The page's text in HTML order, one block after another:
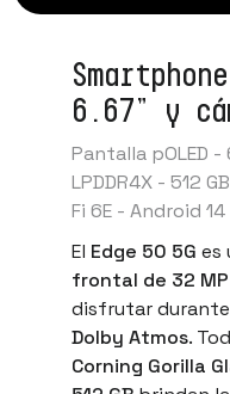
6.67” y
Pantalla pOLED
LPDDR4X - 512
Fi 6E - Android 14
El Edge 50 5G es
frontal de 32 MP
disfrutar
Dolby Atmos.
Corning Gorilla